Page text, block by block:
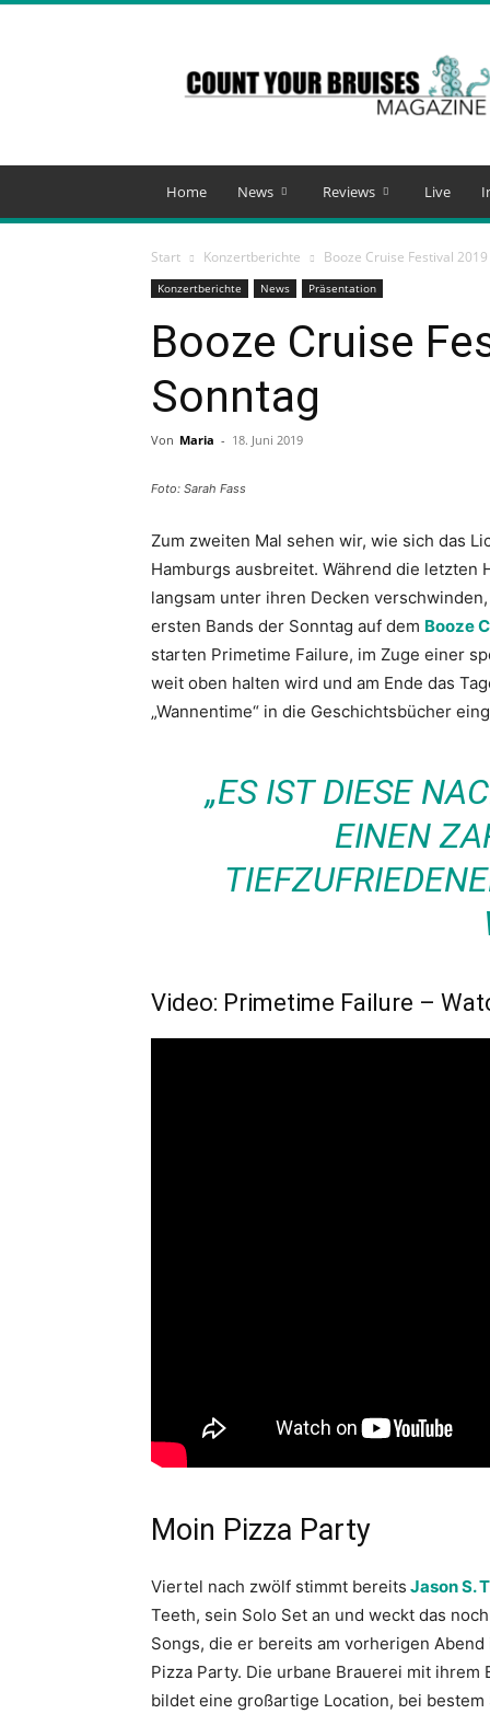
Your
Bruises
Magazine
Home News Reviews Live
Start Konzertberichte Booze Cruise Festival
Konzertberichte News Präsentation
Booze Cruise
Sonntag
Von Maria - 18. Juni 2019
Foto: Sarah Fass
Zum zweiten Mal sehen wir, wie sich das
Hamburgs ausbreitet. Während die letzten
langsam unter ihren Decken
ersten Bands der Sonntag auf dem Booze
starten Primetime Failure, im Zuge einer
weit oben halten wird und am Ende das
„Wannentime“ in die Geschichtsbücher
„ES IST DIESE
EINEN
Video: Primetime Failure –
Moin Pizza Party
Viertel nach zwölf stimmt bereits Jason S.
Teeth, sein Solo Set an und weckt das
Songs, die er bereits am vorherigen
Pizza Party. Die urbane Brauerei mit ihrem
bildet eine großartige Location, bei